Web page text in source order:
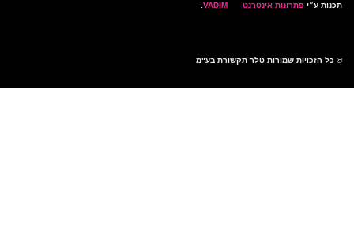
ע״יפתרונות אינטרנט
הזכויות שמורות טלר תקשורת בע"מ